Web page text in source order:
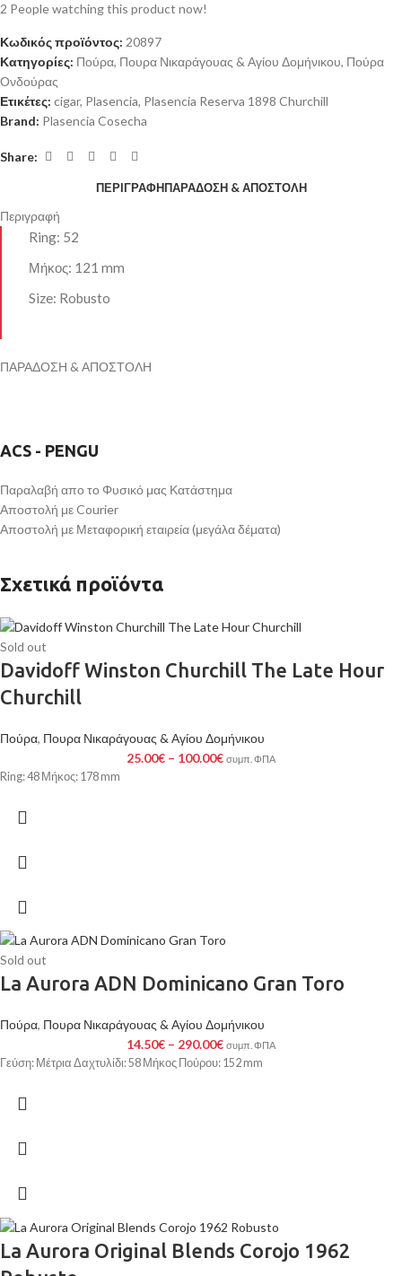
2 People watching this product now!
Κωδικός προϊόντος: 20897
Κατηγορίες: Πούρα, Πουρα Νικαράγουας & Αγίου Δομήνικου, Πούρα
Ονδούρας
Ετικέτες: cigar, Plasencia, Plasencia Reserva 1898 Churchill
Brand: Plasencia Cosecha
Share:
ΠΕΡΙΓΡΑΦΉΠΑΡΑΔΟΣΗ & ΑΠΟΣΤΟΛΗ
Περιγραφή
Ring: 52
Μήκος: 121 mm
Size: Robusto
ΠΑΡΑΔΟΣΗ & ΑΠΟΣΤΟΛΗ
ACS - PENGU
Παραλαβή απο το Φυσικό μας Κατάστημα
Αποστολή με Courier
Αποστολή με Μεταφορική εταιρεία (μεγάλα δέματα)
Σχετικά προϊόντα
Sold out
Davidoff Winston Churchill The Late Hour
Churchill
Πούρα, Πουρα Νικαράγουας & Αγίου Δομήνικου
25.00€ – 100.00€ συμπ. ΦΠΑ
Ring: 48 Μήκος: 178 mm
Sold out
La Aurora ADN Dominicano Gran Toro
Πούρα, Πουρα Νικαράγουας & Αγίου Δομήνικου
14.50€ – 290.00€ συμπ. ΦΠΑ
Γεύση: Μέτρια Δαχτυλίδι: 58 Μήκος Πούρου: 152 mm
La Aurora Original Blends Corojo 1962